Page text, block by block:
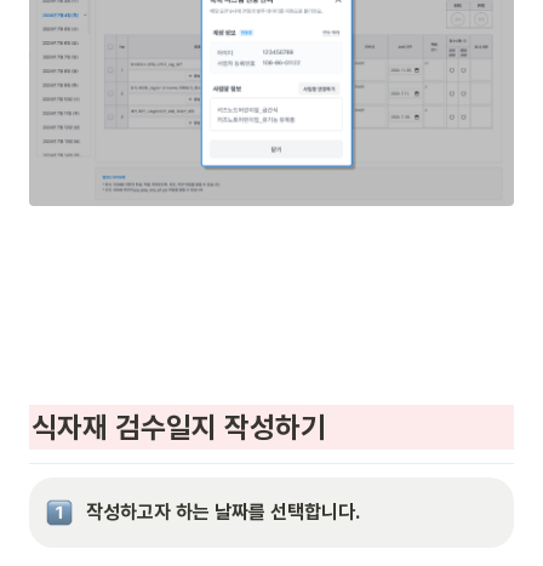
식자재 검수일지 작성하기
작성하고자 하는 날짜를 선택합니다.